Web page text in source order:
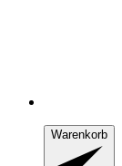
Warenkorb